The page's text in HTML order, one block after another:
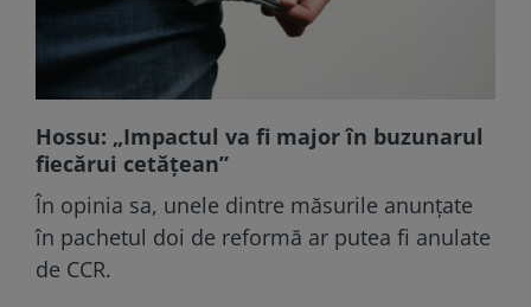
Hossu: „Impactul va fi major în buzunarul
fiecărui cetățean”
În opinia sa, unele dintre măsurile anunţate
în pachetul doi de reformă ar putea fi anulate
de CCR.